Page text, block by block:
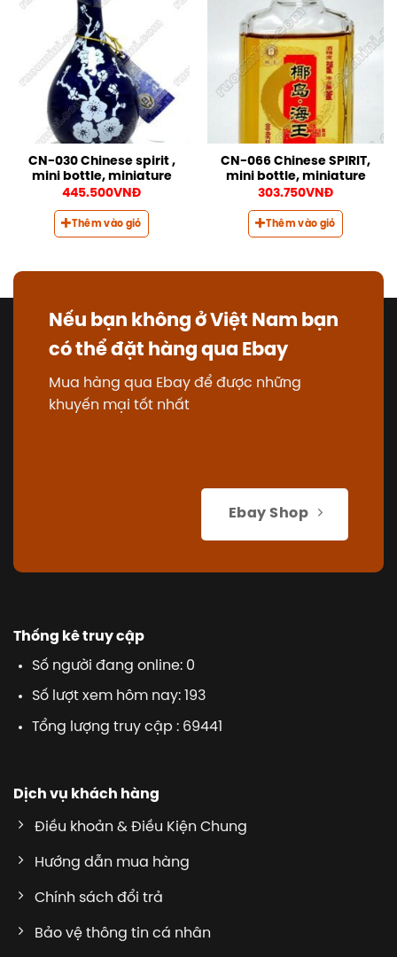
CN-030 Chinese spirit ,
mini bottle, miniature
445.500VNĐ
Thêm vào giỏ
CN-066 Chinese SPIRIT,
mini bottle, miniature
303.750VNĐ
Thêm vào giỏ
Nếu bạn không ở Việt Nam bạn
có thể đặt hàng qua Ebay
Mua hàng qua Ebay để được những
khuyến mại tốt nhất
Ebay Shop
Thống kê truy cập
Số người đang online: 0
Số lượt xem hôm nay: 193
Tổng lượng truy cập : 69441
Dịch vụ khách hàng
Điều khoản & Điều Kiện Chung
Hướng dẫn mua hàng
Chính sách đổi trả
Bảo vệ thông tin cá nhân